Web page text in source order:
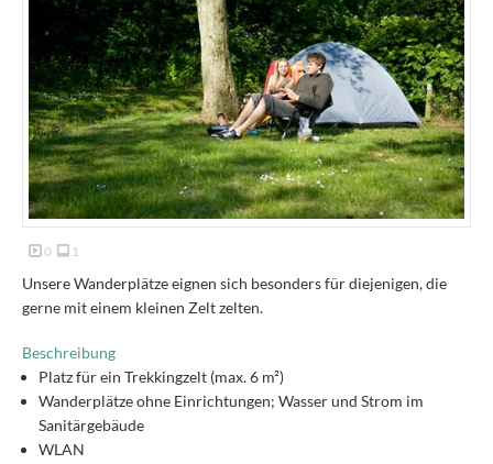
0 1
Unsere Wanderplätze eignen sich besonders für diejenigen, die
gerne mit einem kleinen Zelt zelten.
Beschreibung
Platz für ein Trekkingzelt (max. 6 m²)
Wanderplätze ohne Einrichtungen; Wasser und Strom im
Sanitärgebäude
WLAN